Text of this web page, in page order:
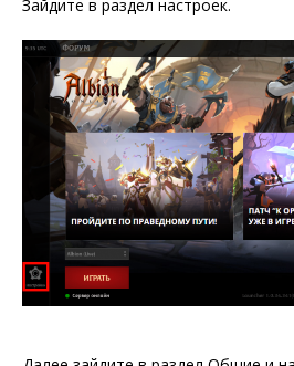
Зайдите в раздел настроек.